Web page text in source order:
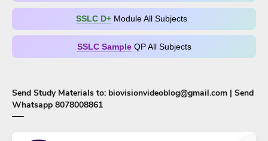
SSLC D+​ Module All Subjects
SSLC SampleQP All Subjects
Send Study Materials to: biovisionvideoblog@gmail.com | Send
Whatsapp 8078008861